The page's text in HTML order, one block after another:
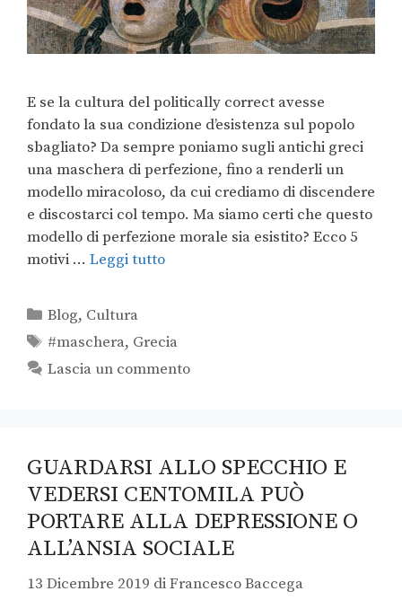
E se la cultura del politically correct avesse
fondato la sua condizione d’esistenza sul popolo
sbagliato? Da sempre poniamo sugli antichi greci
una maschera di perfezione, fino a renderli un
modello miracoloso, da cui crediamo di discendere
e discostarci col tempo. Ma siamo certi che questo
modello di perfezione morale sia esistito? Ecco 5
motivi … Leggi tutto
Blog, Cultura
#maschera, Grecia
Lascia un commento
GUARDARSI ALLO SPECCHIO E
VEDERSI CENTOMILA PUÒ
PORTARE ALLA DEPRESSIONE O
ALL’ANSIA SOCIALE
13 Dicembre 2019 diFrancesco Baccega